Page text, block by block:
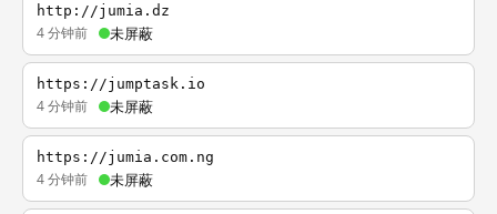
http://jumia.dz
4 分钟前 未屏蔽
https://jumptask.io
4 分钟前 未屏蔽
https://jumia.com.ng
4 分钟前 未屏蔽